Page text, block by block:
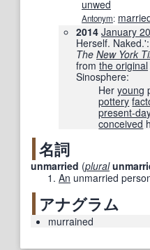
unwed
Antonym:
2014 January 20
Herself.
The New York
from the original
Sinosphere‎:
Heryoung
pottery
present-
conceived
名詞
unmarried (plural
An unmarried
アナグラム
murrained